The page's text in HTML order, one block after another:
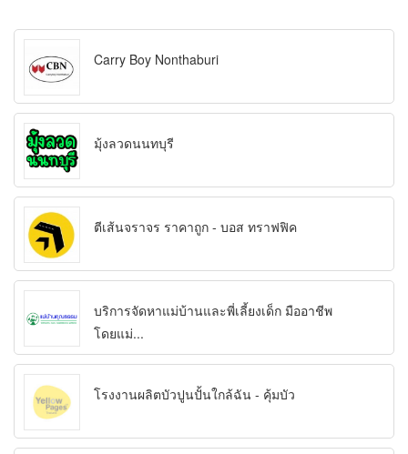
Carry Boy Nonthaburi
มุ้งลวดนนทบุรี
ตีเส้นจราจร ราคาถูก - บอส ทราฟฟิค
บริการจัดหาแม่บ้านและพี่เลี้ยงเด็ก มืออาชีพ
โดยแม่...
โรงงานผลิตบัวปูนปั้นใกล้ฉัน - คุ้มบัว